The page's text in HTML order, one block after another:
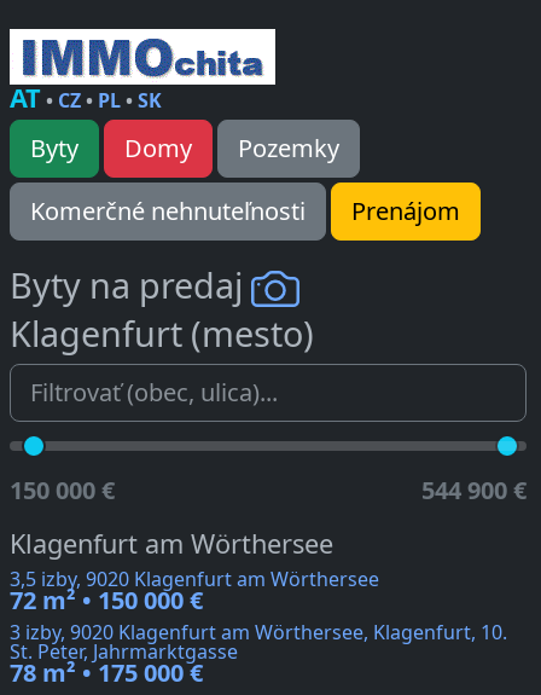
AT• CZ• PL•SK
Byty Domy
Pozemky
Komerčné nehnuteľnosti
Prenájom
Byty na predaj
Klagenfurt (mesto)
150 000 € 544 900 €
Klagenfurt am Wörthersee
3,5 izby, 9020 Klagenfurt am Wörthersee
72 m² • 150 000 €
3 izby, 9020 Klagenfurt am Wörthersee, Klagenfurt, 10.
St. Peter, Jahrmarktgasse
78 m² • 175 000 €